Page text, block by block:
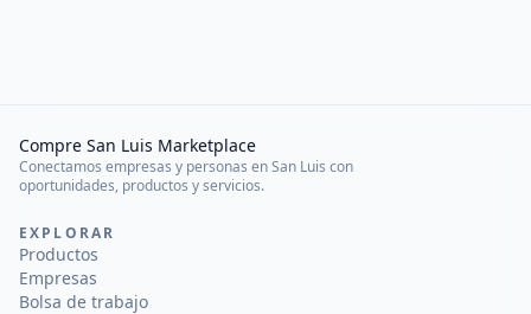
Compre San Luis Marketplace
Conectamos empresas y personas en San Luis con
oportunidades, productos y servicios.
EXPLORAR
Productos
Empresas
Bolsa de trabajo